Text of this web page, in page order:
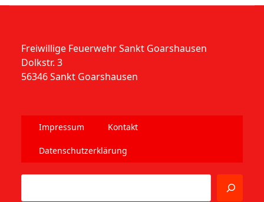
Freiwillige Feuerwehr Sankt Goarshausen
Dolkstr. 3
56346 Sankt Goarshausen
Impressum Kontakt
Datenschutzerklärung